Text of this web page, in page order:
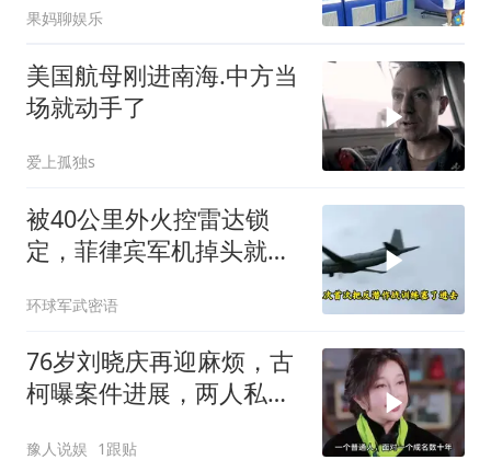
果妈聊娱乐
美国航母刚进南海.中方当
场就动手了
爱上孤独s
被40公里外火控雷达锁
定，菲律宾军机掉头就
场
环球军武密语
76岁刘晓庆再迎麻烦，古
柯曝案件进展，两人私密
豫人说娱 1跟贴